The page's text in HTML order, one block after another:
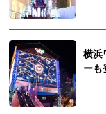
横浜
ーも